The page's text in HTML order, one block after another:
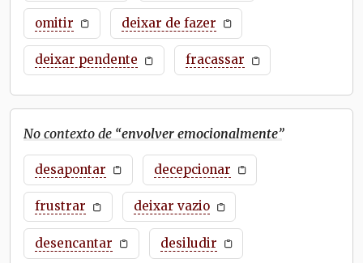
omitir deixar de fazer
deixar pendente fracassar
No contexto de “envolver emocionalmente”
desapontar decepcionar
frustrar deixar vazio
desencantar desiludir